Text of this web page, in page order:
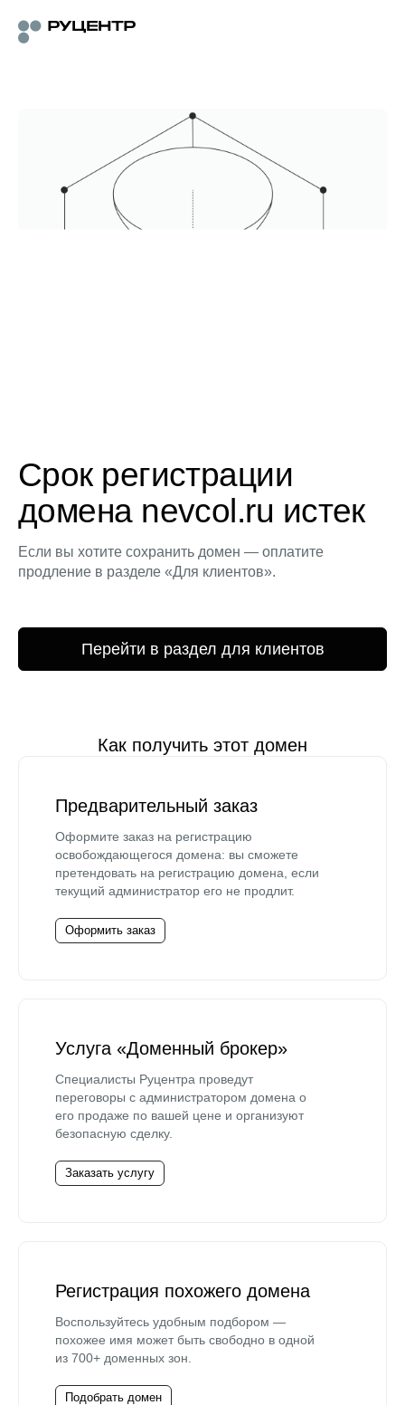
Срок регистрации
домена nevcol.ru истек
Если вы хотите сохранить домен — оплатите
продление в разделе «Для клиентов».
Перейти в раздел для клиентов
Как получить этот домен
Предварительный заказ
Оформите заказ на регистрацию
освобождающегося домена: вы сможете
претендовать на регистрацию домена, если
текущий администратор его не продлит.
Оформить заказ
Услуга «Доменный брокер»
Специалисты Руцентра проведут
переговоры с администратором домена о
его продаже по вашей цене и организуют
безопасную сделку.
Заказать услугу
Регистрация похожего домена
Воспользуйтесь удобным подбором —
похожее имя может быть свободно в одной
из 700+ доменных зон.
Подобрать домен